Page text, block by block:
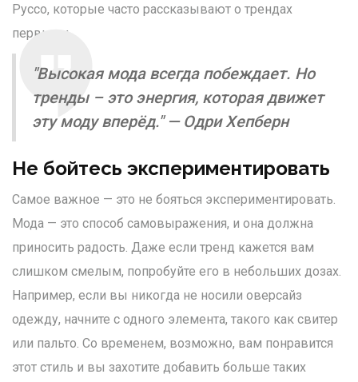
Руссо, которые часто рассказывают о трендах
первыми.
"Высокая мода всегда побеждает. Но
тренды – это энергия, которая движет
эту моду вперёд." — Одри Хепберн
Не бойтесь экспериментировать
Самое важное — это не бояться экспериментировать.
Мода — это способ самовыражения, и она должна
приносить радость. Даже если тренд кажется вам
слишком смелым, попробуйте его в небольших дозах.
Например, если вы никогда не носили оверсайз
одежду, начните с одного элемента, такого как свитер
или пальто. Со временем, возможно, вам понравится
этот стиль и вы захотите добавить больше таких